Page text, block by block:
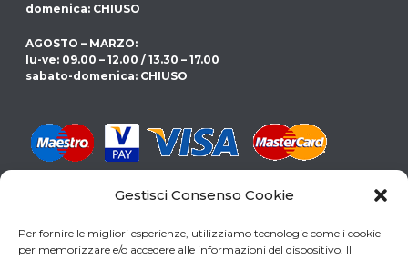
Gestisci Consenso Cookie
Per fornire le migliori esperienze, utilizziamo tecnologie come i cookie
per memorizzare e/o accedere alle informazioni del dispositivo. Il
domenica: CHIUSO
AGOSTO – MARZO:
lu-ve: 09.00 – 12.00 / 13.30 – 17.00
sabato-domenica: CHIUSO
SCARICA LA NOSTRA GUIDA